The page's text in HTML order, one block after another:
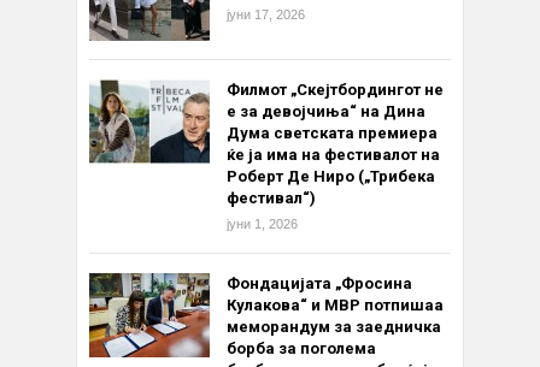
јуни 17, 2026
Филмот „Скејтбордингот не
е за девојчиња“ на Дина
Дума светската премиера
ќе ја има на фестивалот на
Роберт Де Ниро („Трибека
фестивал“)
јуни 1, 2026
Фондацијата „Фросина
Кулакова“ и МВР потпишаа
меморандум за заедничка
борба за поголема